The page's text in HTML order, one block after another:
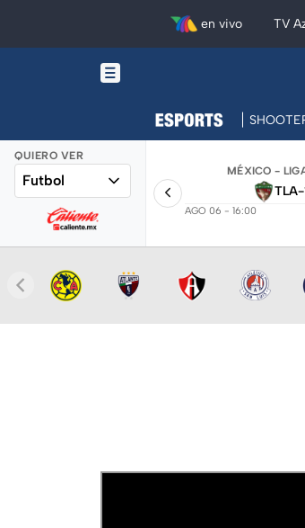
en vivo TV
QUIERO VER
Futbol
MÉXICO -
TLA-
AGO 06 - 16:00